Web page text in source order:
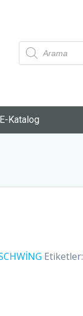
E-Katalog
Etiketler: